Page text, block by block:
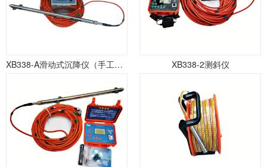
XB338-A滑动式沉降仪（手工记录） XB338-2测斜仪